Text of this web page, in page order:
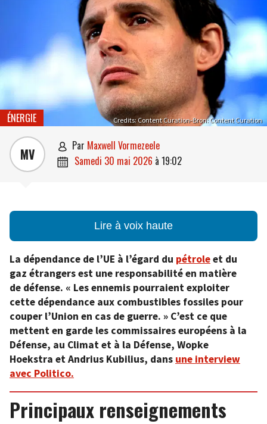
Credits: Content Curation-Bron: Content Curation
ÉNERGIE
MV  par Maxwell Vormezeele
 samedi 30 mai 2026 à 19:02
Lire à voix haute
La dépendance de l’UE à l’égard du pétroleet du
gaz étrangers est une responsabilité en matière
de défense. « Les ennemis pourraient exploiter
cette dépendance aux combustibles fossiles pour
couper l’Union en cas de guerre. » C’est ce que
mettent en garde les commissaires européens à la
Défense, au Climat et à la Défense, Wopke
Hoekstra et Andrius Kubilius, dans une interview
avec Politico.
Principaux renseignements